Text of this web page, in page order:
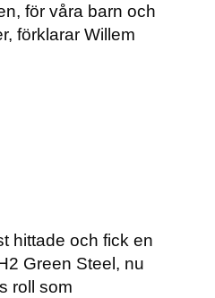
för våra barn och
förklarar Willem
hittade och fick en
Green Steel, nu
roll som